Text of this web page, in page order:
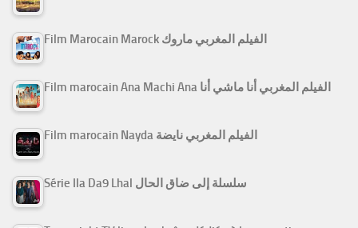
Film Marocain Marock الفيلم المغربي ماروك
Film marocain Ana Machi Ana الفيلم المغربي أنا ماشي أنا
Film marocain Nayda الفيلم المغربي نايضة
Série Ila Da9 Lhal سلسلة إلى ضاق الحال